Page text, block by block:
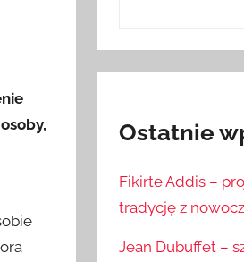
Ostatnie
Fikirte Addis –
tradycję z
Jean Dubuffet –